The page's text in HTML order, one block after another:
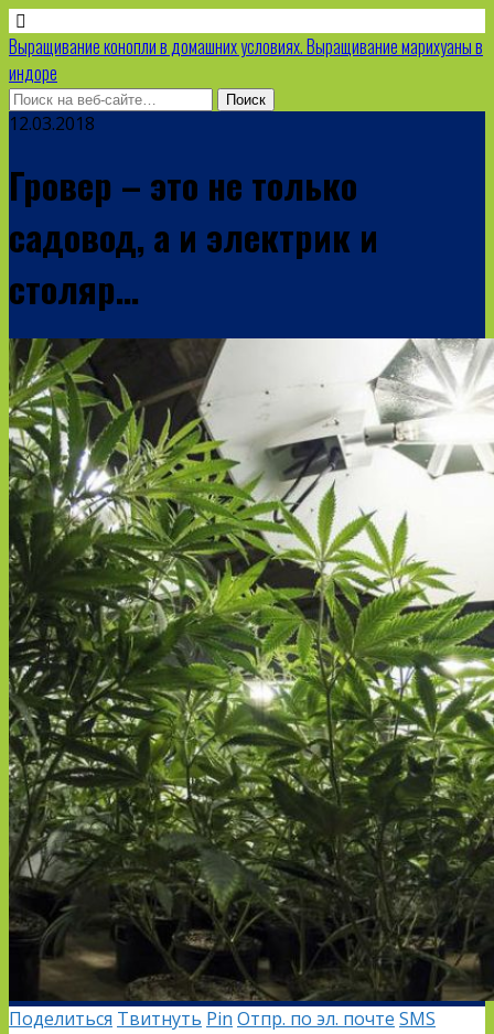
Выращивание конопли в домашних условиях. Выращивание марихуаны в
индоре
12.03.2018
Гровер – это не только
садовод, а и электрик и
столяр…
Поделиться Твитнуть Pin Отпр. по эл. почте SMS